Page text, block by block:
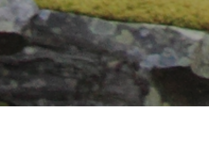
SENDERISMO, TREKKING Y
MONTAÑISMO
BICICLETA DE MONTAÑA
OTRAS ESPECIES